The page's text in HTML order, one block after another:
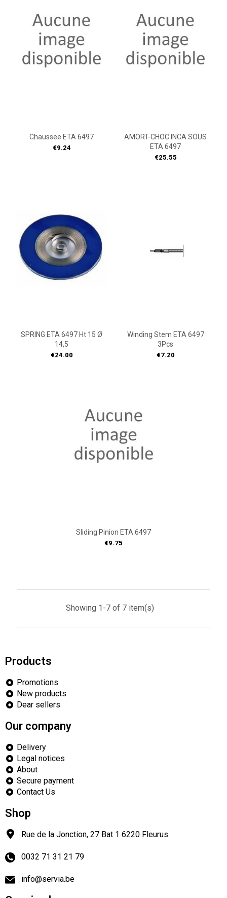
Chaussee ETA 6497
Price
€9.24
AMORT-CHOC INCA SOUS
ETA 6497
Price
€25.55
SPRING ETA 6497 Ht 15 Ø
14,5
Price
€24.00
Winding Stem ETA 6497
3Pcs
Price
€7.20
Sliding Pinion ETA 6497
Price
€9.75
Showing 1-7 of 7 item(s)
Products
Promotions
New products
Dear sellers
Our company
Delivery
Legal notices
About
Secure payment
Contact Us
Shop
Rue de la Jonction, 27 Bat 1 6220 Fleurus
0032 71 31 21 79
info@servia.be